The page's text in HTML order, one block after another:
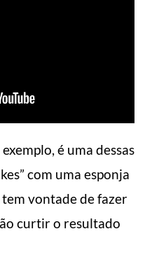
é uma dessas
com uma esponja
vontade de fazer
curtir o resultado